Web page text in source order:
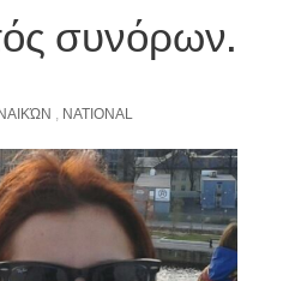
συνόρων.
, NATIONAL